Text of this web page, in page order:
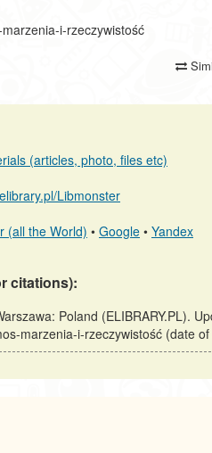
i-rzeczywistość
(articles, photo, files etc)
Libmonster
(all the World) • Google • Yandex
citations):
Poland (ELIBRARY.PL).
marzenia-i-rzeczywistość (date